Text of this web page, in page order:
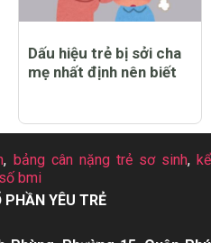
Dấu hiệu trẻ bị sởi cha
mẹ nhất định nên biết